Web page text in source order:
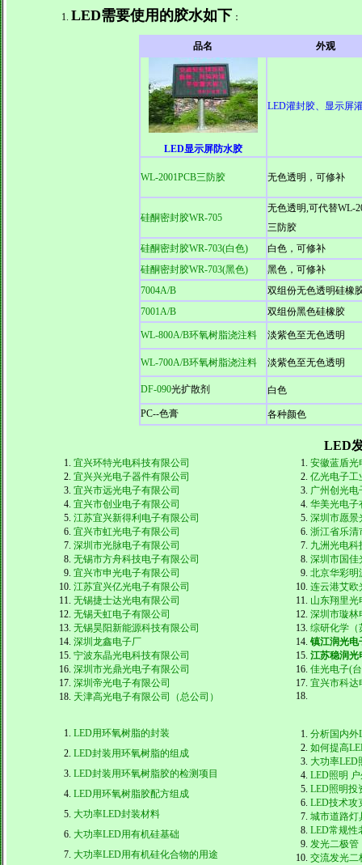
LED需要使用的胶水如下 ：
品名 外观
LED显示屏防水胶
LED灌封胶、显示屏
WL-2001PCB三防胶 无色透明，可修补
硅酮密封胶WR-705
无色透明,可代替WL-
三防胶
硅酮密封胶WR-703(白色)
白色，可修补
硅酮密封胶WR-703(黑色)
黑色，可修补
7004A/B
双组份无色透明硅橡
7001A/B
双组份黑色硅橡胶
WL-800A/B环氧树脂浇注料 淡紫色至无色透明
WL-700A/B环氧树脂浇注料 淡紫色至无色透明
DF-090光扩散剂 白色
PC--色膏 各种颜色
LED
宜兴环特光电科技有限公司
宜兴兴光电子器件有限公司
宜兴市远光电子有限公司
宜兴市创业电子有限公司
江苏宜兴新得利电子有限公司
宜兴市虹光电子有限公司
深圳市光脉电子有限公司
无锡市方舟科技电子有限公司
宜兴市申光电子有限公司
江苏宜兴亿光电子有限公司
无锡捷士达光电有限公司
无锡天虹电子有限公司
无锡昊阳新能源科技有限公司
深圳龙鑫电子厂
宁波东晶光电科技有限公司
深圳市光鼎光电子有限公司
深圳帝光电子有限公司
天津高光电子有限公司（总公司）
安徽蓝盾光
亿光电子工
广州创光电
华美光电子
深圳市愿景
浙江省乐清
九洲光电科
深圳市国佳
北京华彩明
连云港艾欧
山东翔里光
深圳市璇林
综研化学（
镇江润光电
江苏稳润光
佳光电子(
宜兴市科达
LED用环氧树脂的封装
LED封装用环氧树脂的组成
LED封装用环氧树脂胶的检测项目
LED用环氧树脂胶配方组成
大功率LED封装材料
大功率LED用有机硅基础
大功率LED用有机硅化合物的用途
分析国内外
如何提高
大功率LED
LED照明
LED照明投
LED技术攻
城市道路灯
LED常规性
发光二极管
交流发光二